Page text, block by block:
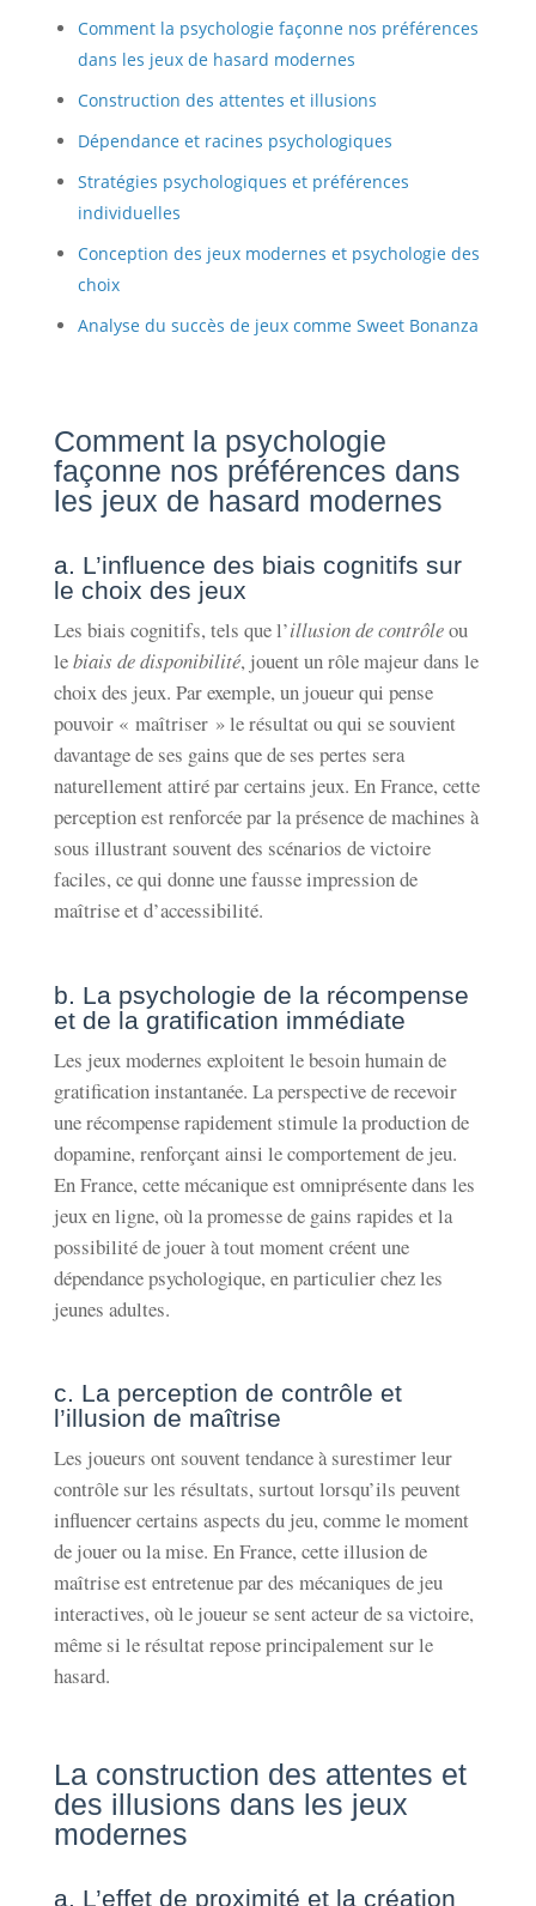
Comment la psychologie façonne nos préférences
dans les jeux de hasard modernes
Construction des attentes et illusions
Dépendance et racines psychologiques
Stratégies psychologiques et préférences
individuelles
Conception des jeux modernes et psychologie des
choix
Analyse du succès de jeux comme Sweet Bonanza
Comment la psychologie
façonne nos préférences dans
les jeux de hasard modernes
a. L’influence des biais cognitifs sur
le choix des jeux
Les biais cognitifs, tels que l’illusion de contrôleou
lebiais de disponibilité, jouent un rôle majeur dans le
choix des jeux. Par exemple, un joueur qui pense
pouvoir « maîtriser » le résultat ou qui se souvient
davantage de ses gains que de ses pertes sera
naturellement attiré par certains jeux. En France, cette
perception est renforcée par la présence de machines à
sous illustrant souvent des scénarios de victoire
faciles, ce qui donne une fausse impression de
maîtrise et d’accessibilité.
b. La psychologie de la récompense
et de la gratification immédiate
Les jeux modernes exploitent le besoin humain de
gratification instantanée. La perspective de recevoir
une récompense rapidement stimule la production de
dopamine, renforçant ainsi le comportement de jeu.
En France, cette mécanique est omniprésente dans les
jeux en ligne, où la promesse de gains rapides et la
possibilité de jouer à tout moment créent une
dépendance psychologique, en particulier chez les
jeunes adultes.
c. La perception de contrôle et
l’illusion de maîtrise
Les joueurs ont souvent tendance à surestimer leur
contrôle sur les résultats, surtout lorsqu’ils peuvent
influencer certains aspects du jeu, comme le moment
de jouer ou la mise. En France, cette illusion de
maîtrise est entretenue par des mécaniques de jeu
interactives, où le joueur se sent acteur de sa victoire,
même si le résultat repose principalement sur le
hasard.
La construction des attentes et
des illusions dans les jeux
modernes
a. L’effet de proximité et la création